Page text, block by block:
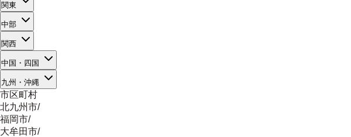
関東
中部
関西
中国・四国
九州・沖縄
市区町村
北九州市/
福岡市/
大牟田市/